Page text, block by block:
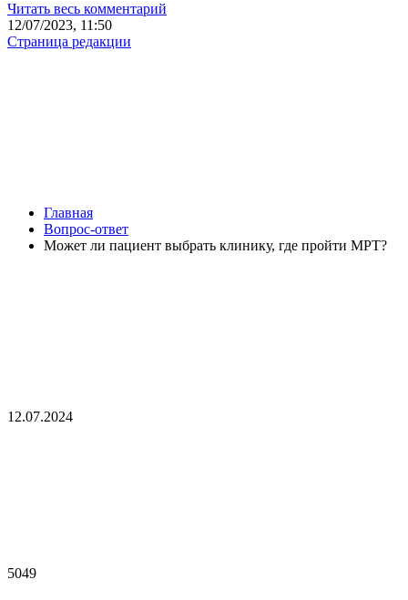
Читать весь комментарий
12/07/2023, 11:50
Страница редакции
Главная
Вопрос-ответ
Может ли пациент выбрать клинику, где пройти МРТ?
12.07.2024
5049